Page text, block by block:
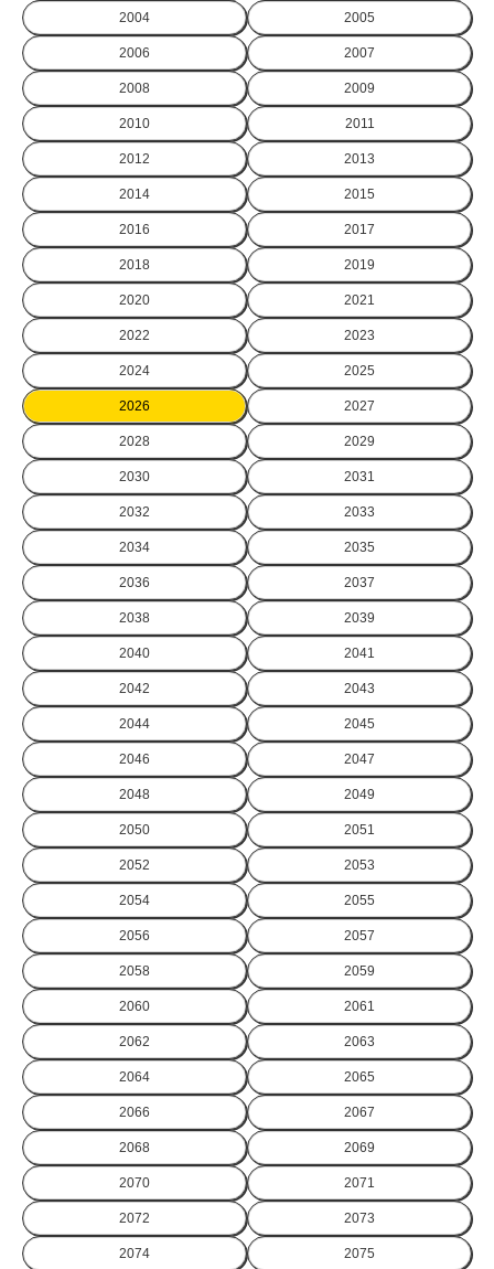
2004 2005
2006 2007
2008 2009
2010 2011
2012 2013
2014 2015
2016 2017
2018 2019
2020 2021
2022 2023
2024 2025
2026 2027
2028 2029
2030 2031
2032 2033
2034 2035
2036 2037
2038 2039
2040 2041
2042 2043
2044 2045
2046 2047
2048 2049
2050 2051
2052 2053
2054 2055
2056 2057
2058 2059
2060 2061
2062 2063
2064 2065
2066 2067
2068 2069
2070 2071
2072 2073
2074 2075